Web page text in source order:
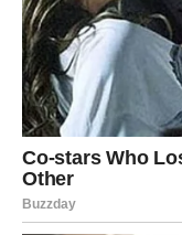
Duša
energiju
Pred vama su
KO IMA